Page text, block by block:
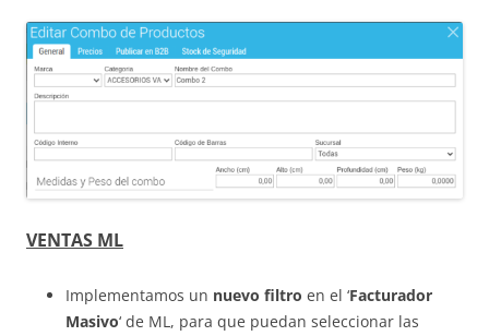
VENTAS ML
Implementamos un nuevo filtro en el ‘Facturador
Masivo‘ de ML, para que puedan seleccionar las